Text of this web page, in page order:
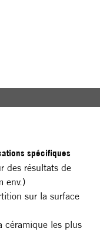
spécifiques
des résultats de
env.)
sur la surface
céramique les plus